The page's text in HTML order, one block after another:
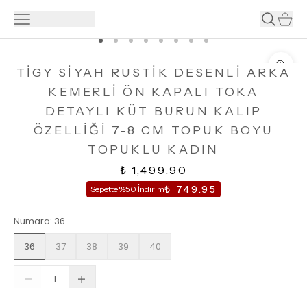
TİGY SİYAH RUSTİK DESENLİ ARKA
KEMERLİ ÖN KAPALI TOKA
DETAYLI KÜT BURUN KALIP
ÖZELLİĞİ 7-8 CM TOPUK BOYU
TOPUKLU KADIN
₺ 1,499.90
Sepette %50 İndirim₺ 749.95
Numara: 36
36
37 38 39 40